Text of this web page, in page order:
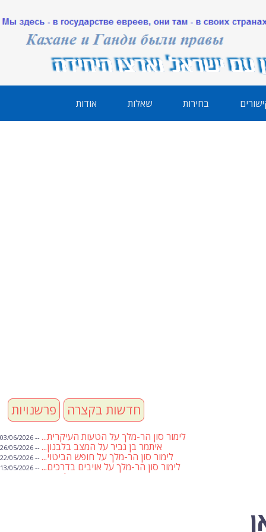
בחירות שאלות אודות
פרשנויות חדשות בקצרה
לימור סון הר-מלך על הטעות העיקרית... -- 03/06/2026
איתמר בן גביר על המצב בלבנון... -- 26/05/2026
לימור סון הר-מלך על חופש הביטוי... -- 22/05/2026
לימור סון הר-מלך על אויבים בדרכים... -- 13/05/2026
שבועת אמונים לדעאש